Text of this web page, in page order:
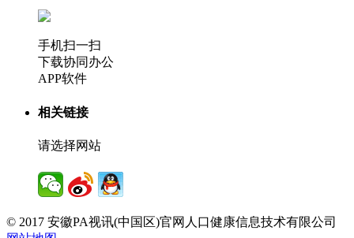
手机扫一扫
下载协同办公
APP软件
相关链接
请选择网站
© 2017 安徽PA视讯(中国区)官网人口健康信息技术有限公司